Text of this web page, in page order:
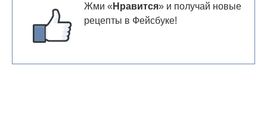
Жми « Нравится» и получай новые
рецепты в Фейсбуке!